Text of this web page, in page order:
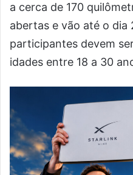
a cerca de 170
abertas e vão até o dia
participantes devem
idades entre 18 a 30